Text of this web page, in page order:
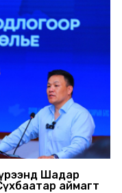
Шадар
аймагт